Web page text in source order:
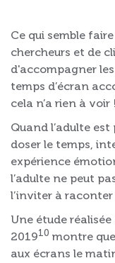
Ce qui semble
chercheurs et de
d'accompagner
temps d’écran
cela n’a rien à voir !
Quand l’adulte
doser le temps,
expérience
l’adulte ne peut
l’inviter à raconter
Une étude
201910 montre
aux écrans le